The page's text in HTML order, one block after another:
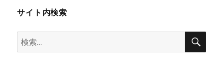
サイト内検索
検
索:
検